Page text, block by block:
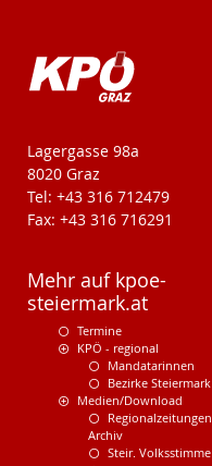
KPÖ-Steiermark
Lagergasse 98a
8020 Graz
Tel: +43 316 712479
Fax: +43 316 716291
Mehr auf kpoe-
steiermark.at
Termine
KPÖ - regional
Mandatarinnen
Bezirke Steiermark
Medien/Download
Regionalzeitungen
Archiv
Steir. Volksstimme